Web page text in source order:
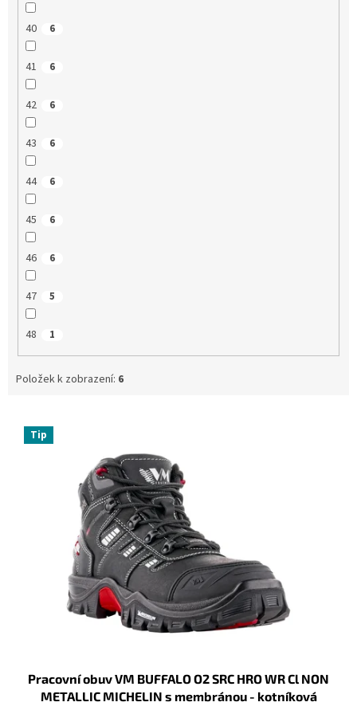
40 6
41 6
42 6
43 6
44 6
45 6
46 6
47 5
48 1
Položek k zobrazení: 6
Tip
Pracovní obuv VM BUFFALO O2 SRC HRO WR Cl NON
METALLIC MICHELIN s membránou - kotníková